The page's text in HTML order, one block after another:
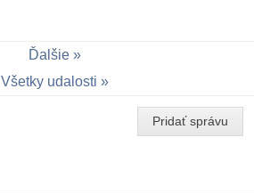
Ďalšie
Všetky udalosti
Pridať správu